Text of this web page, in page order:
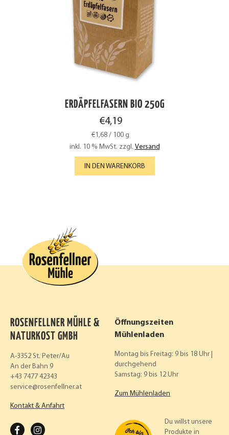
ERDÄPFELFASERN BIO 250G
€4,19
€1,68 / 100 g
inkl. 10 % MwSt. zzgl. Versand
IN DEN WARENKORB
ROSENFELLNER MÜHLE &
NATURKOST GMBH
A-3352 St. Peter/Au
An der Bahn 9
+43 7477 42343
service
rosenfellner.at
Kontakt & Anfahrt
F
Öffnungszeiten
Mühlenladen
Montag bis Freitag: 9 bis 18 Uhr |
durchgehend
Samstag: 9 bis 12 Uhr
Zum Mühlenladen
Du willst unsere
Produkte in